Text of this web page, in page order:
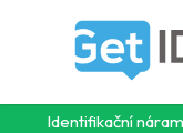
Identifikační